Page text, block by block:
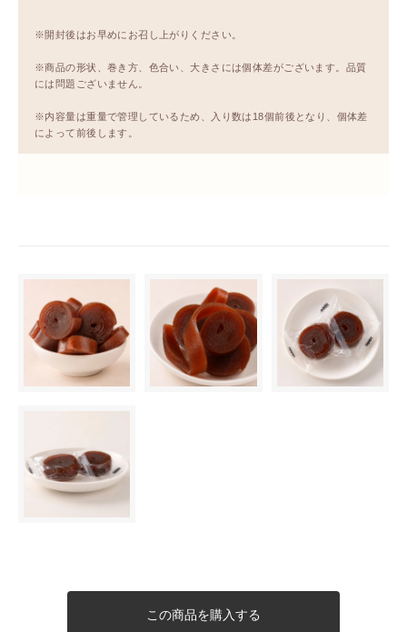
※開封後はお早めにお召し上がりください。
※商品の形状、巻き方、色合い、大きさには個体差がございます。品質
には問題ございません。
※内容量は重量で管理しているため、入り数は18個前後となり、個体差
によって前後します。
この商品を購入する